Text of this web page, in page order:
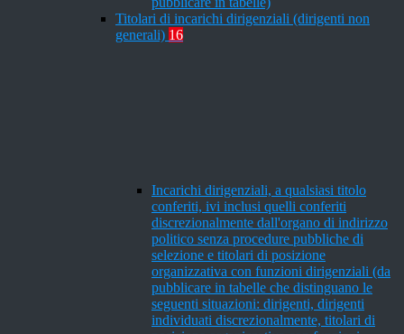
Titolari di incarichi dirigenziali (dirigenti non
generali) 16
Incarichi dirigenziali, a qualsiasi titolo
conferiti, ivi inclusi quelli conferiti
discrezionalmente dall'organo di indirizzo
politico senza procedure pubbliche di
selezione e titolari di posizione
organizzativa con funzioni dirigenziali (da
pubblicare in tabelle che distinguano le
seguenti situazioni: dirigenti, dirigenti
individuati discrezionalmente, titolari di